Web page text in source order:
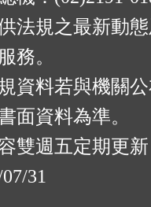
法規之最新動
務。
資料若與機關
面資料為準。
雙週五定期更
31